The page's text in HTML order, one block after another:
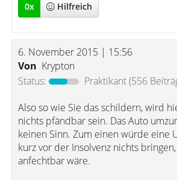
0x Hilfreich
6. November 2015 | 15:56
Von Krypton
Status:
Praktikant(556
Also so wie Sie das schildern, wird
nichts pfändbar sein. Das Auto
keinen Sinn. Zum einen würde eine
kurz vor der Insolvenz nichts
anfechtbar wäre.